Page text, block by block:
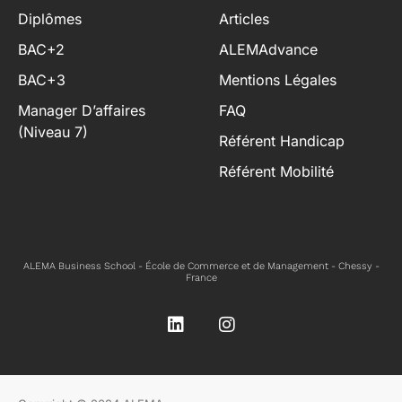
Diplômes
BAC+2
BAC+3
Manager D’affaires
(niveau 7)
Articles
ALEMAdvance
Mentions Légales
FAQ
Référent Handicap
Référent Mobilité
ALEMA Business School - École de Commerce et de Management - Chessy -
France